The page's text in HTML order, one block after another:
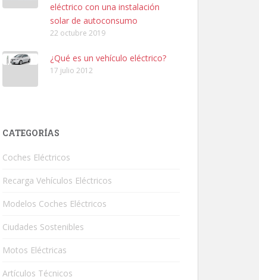
eléctrico con una instalación
solar de autoconsumo
22 octubre 2019
¿Qué es un vehículo eléctrico?
17 julio 2012
CATEGORÍAS
Coches Eléctricos
Recarga Vehículos Eléctricos
Modelos Coches Eléctricos
Ciudades Sostenibles
Motos Eléctricas
Artículos Técnicos